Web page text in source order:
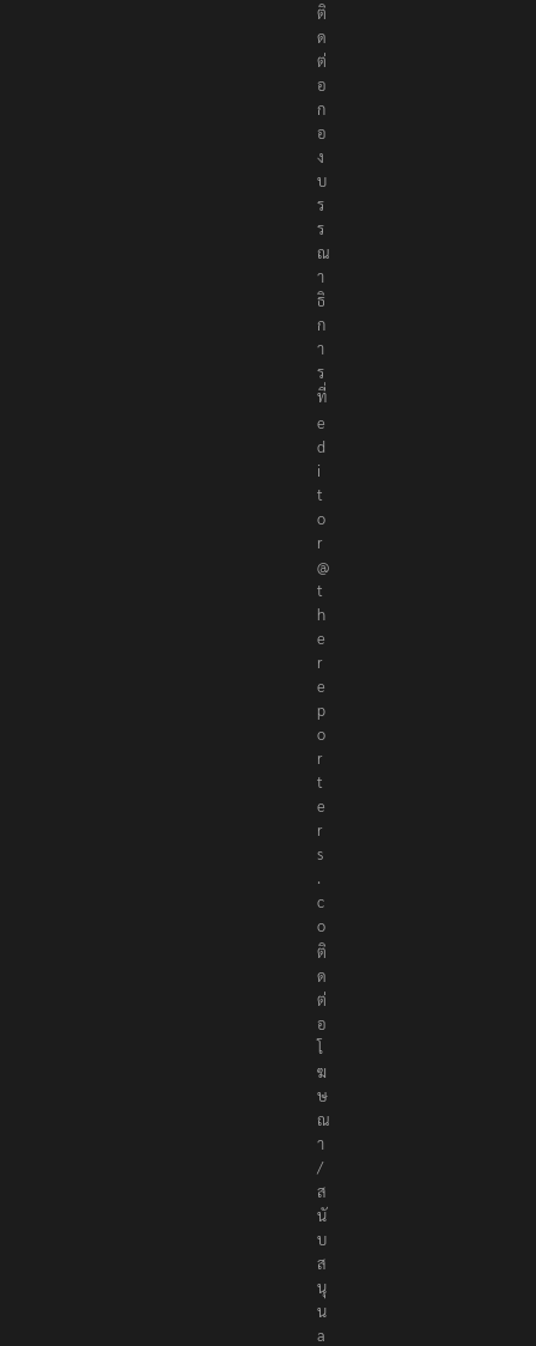
ติ
ด
ต่
อ
ก
อ
ง
บ
ร
ร
ณ
า
ธิ
ก
า
ร
ที่
e
d
i
t
o
r
@
t
h
e
r
e
p
o
r
t
e
r
s
.
c
o
ติ
ด
ต่
อ
โ
ฆ
ษ
ณ
า
/
ส
นั
บ
ส
นุ
น
a